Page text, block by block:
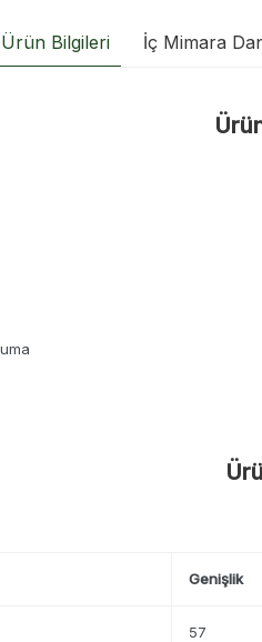
Ürün Bilgileri İç Mimara
Genişlik
57